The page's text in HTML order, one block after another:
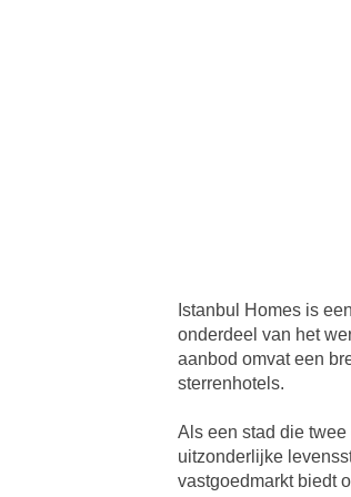
Istanbul Homes is
onderdeel van het
aanbod omvat een
sterrenhotels.
Als een stad die
uitzonderlijke
vastgoedmarkt biedt